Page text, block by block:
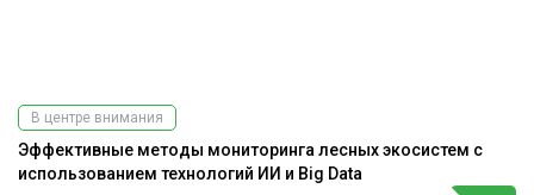
В центре внимания
Эффективные методы мониторинга лесных экосистем с
использованием технологий ИИ и Big Data